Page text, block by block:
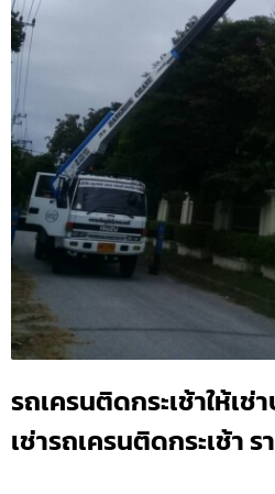
รถเครนติดกระเช้าให้เช่
เช่ารถเครนติดกระเช้า